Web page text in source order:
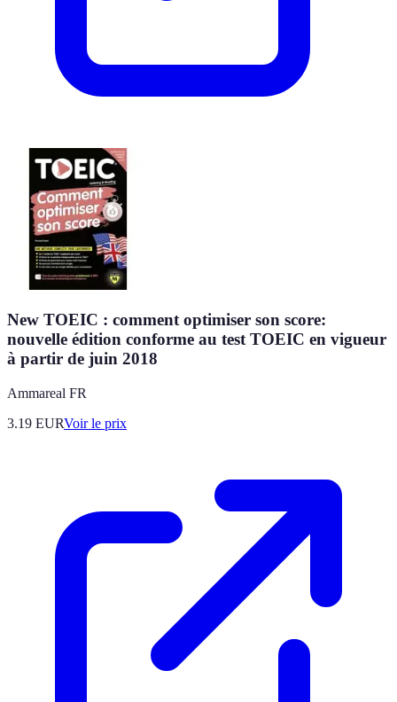
New TOEIC : comment optimiser son score:
nouvelle édition conforme au test TOEIC en vigueur
à partir de juin 2018
Ammareal FR
3.19 EURVoir le prix